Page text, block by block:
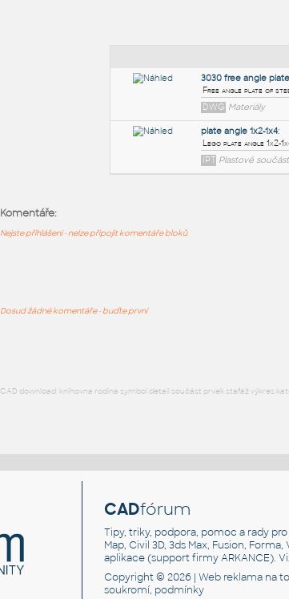
Komentáře:
Nejste přihlášeni - nelze připojit komentáře bloků
Dosud žádné komentáře - buďte první
CAD download: knihovna rodina symbol detail součást prvek stafáž výkres
CADfórum
Tipy, triky, podpora, pomoc a rady pro
Map, Civil 3D, 3ds Max, Fusion,
aplikace (support firmy ARKANCE).
Copyright © 2026 |Web reklama na
soukromí, podmínky